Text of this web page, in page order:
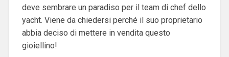
deve sembrare un paradiso per il team di chef dello
yacht. Viene da chiedersi perché il suo proprietario
abbia deciso di mettere in vendita questo
gioiellino!